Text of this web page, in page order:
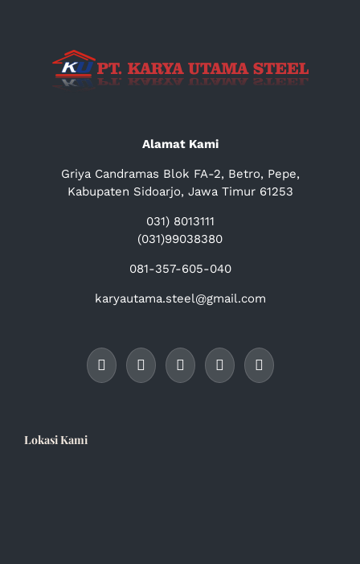
Alamat Kami
Griya Candramas Blok FA-2, Betro, Pepe,
Kabupaten Sidoarjo, Jawa Timur 61253
031) 8013111
(031)99038380
081-357-605-040
karyautama.steel@gmail.com
Lokasi Kami